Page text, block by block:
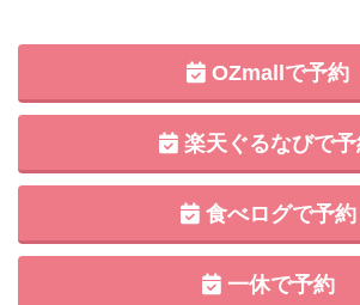
OZmallで予約
楽天ぐるなびで予
食べログで予約
一休で予約